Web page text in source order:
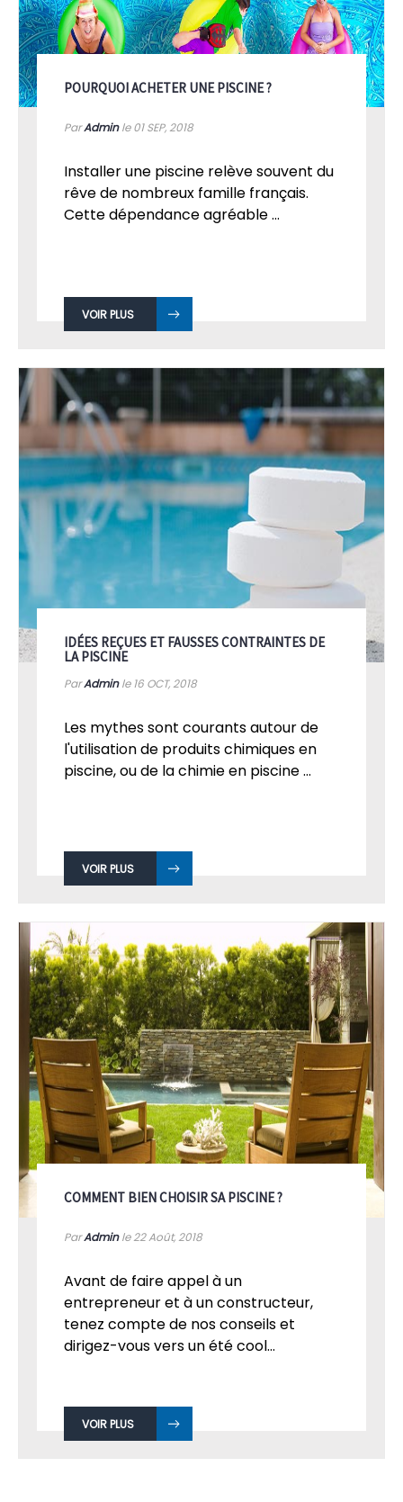
POURQUOI ACHETER UNE PISCINE ?
ParAdminle 01SEP, 2018
Installer une piscine relève souvent du
rêve de nombreux famille français.
Cette dépendance agréable ...
VOIR PLUS
IDÉES REÇUES ET FAUSSES CONTRAINTES DE
LA PISCINE
ParAdminle 16 OCT, 2018
Les mythes sont courants autour de
l'utilisation de produits chimiques en
piscine, ou de la chimie en piscine ...
VOIR PLUS
COMMENT BIEN CHOISIR SA PISCINE ?
ParAdminle 22Août, 2018
Avant de faire appel à un
entrepreneur et à un constructeur,
tenez compte de nos conseils et
dirigez-vous vers un été cool...
VOIR PLUS